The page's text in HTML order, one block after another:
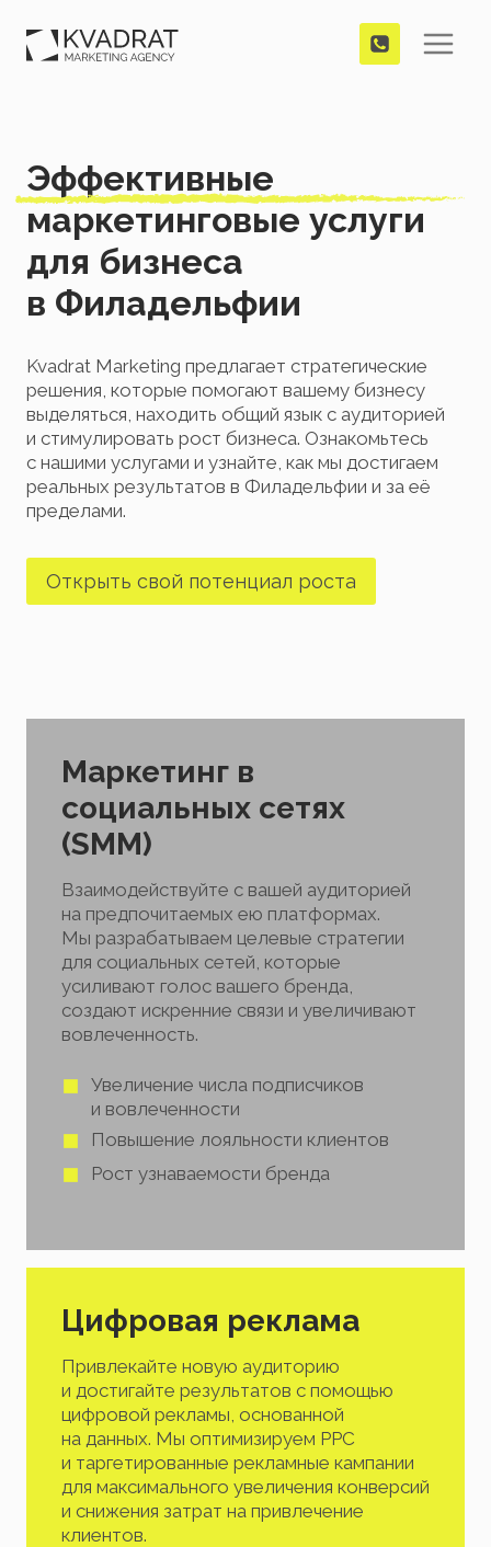
содержимому
Эффективные
маркетинговые услуги
для бизнеса
в Филадельфии
Kvadrat Marketing предлагает стратегические
решения, которые помогают вашему бизнесу
выделяться, находить общий язык с аудиторией
и стимулировать рост бизнеса. Ознакомьтесь
с нашими услугами и узнайте, как мы достигаем
реальных результатов в Филадельфии и за её
пределами.
Открыть свой потенциал роста
Маркетинг в
социальных сетях
(SMM)
Взаимодействуйте с вашей аудиторией
на предпочитаемых ею платформах.
Мы разрабатываем целевые стратегии
для социальных сетей, которые
усиливают голос вашего бренда,
создают искренние связи и увеличивают
вовлеченность.
Увеличение числа подписчиков
и вовлеченности
Повышение лояльности клиентов
Рост узнаваемости бренда
Цифровая реклама
Привлекайте новую аудиторию
и достигайте результатов с помощью
цифровой рекламы, основанной
на данных. Мы оптимизируем PPC
и таргетированные рекламные кампании
для максимального увеличения конверсий
и снижения затрат на привлечение
клиентов.